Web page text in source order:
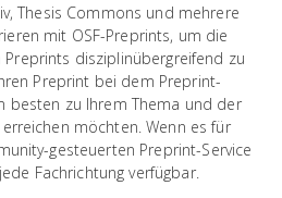
Thesis Commons und mehrere
mit OSF-Preprints, um die
disziplinübergreifend zu
Preprint bei dem Preprint-
besten zu Ihrem Thema und der
möchten. Wenn es für
gesteuerten Preprint-Service
Fachrichtung verfügbar.